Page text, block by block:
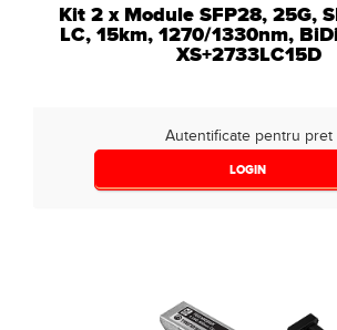
Kit 2 x Module SFP28, 25G,
LC, 15km, 1270/1330nm,
XS+2733LC15D
Autentificate pentru pret
LOGIN